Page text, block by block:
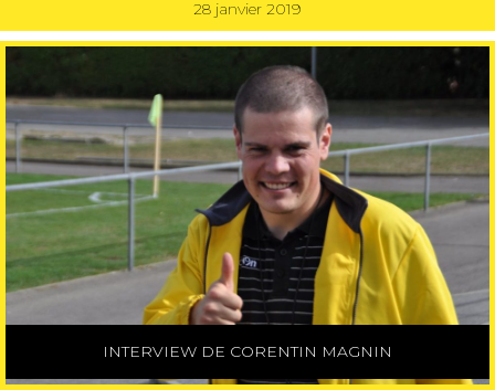
28 janvier 2019
INTERVIEW DE CORENTIN MAGNIN